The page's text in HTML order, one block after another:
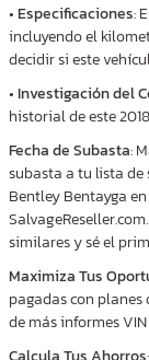
•Especificaciones:
incluyendo el
decidir si este
•Investigación del
historial de este
Fecha de Subasta:
subasta a tu lista
Bentley Bentayga
similares y sé el
Maximiza Tus
pagadas con planes
de más informes